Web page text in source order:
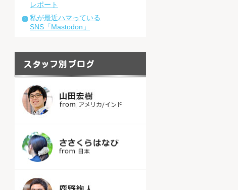
レポート
私が最近ハマっている
SNS「Mastodon」